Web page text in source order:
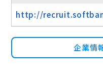
http://
企業情